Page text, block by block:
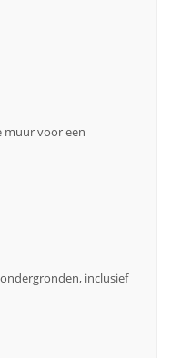
muur voor een
inclusief